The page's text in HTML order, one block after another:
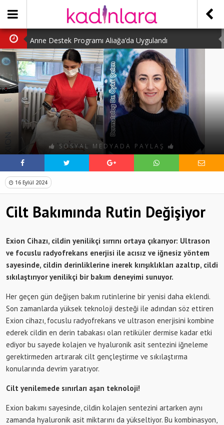
Anne Destek Programı Aliağa’da Uygulandı
Türk Halk Oyunları Topluluğu Büyüledi
Kübra Kuş “Kadınlar Sporda Öncü ve Güçlü”
Çocuklara Özel Kaplumbağa Etkinliği
Kübra Engellilere Umut Oluyor
SOSYAL MEDYADA PAYLAŞ
16 Eylül 2024
Cilt Bakımında Rutin Değişiyor
Exion Cihazı, cildin yenilikçi sırrını ortaya çıkarıyor: Ultrason
ve focuslu radyofrekans enerjisi ile acısız ve iğnesiz yöntem
sayesinde, cildin derinliklerine inerek kırışıklıkları azaltıp, cildi
sıkılaştırıyor yenilikçi bir bakım deneyimi sunuyor.
Her geçen gün değişen bakım rutinlerine bir yenisi daha eklendi.
Son zamanlarda yüksek teknoloji desteği ile adından söz ettiren
Exion cihazı, focuslu radyofrekans ve ultrason enerjisini kombine
ederek cildin en derin tabakası olan retiküler dermise kadar etki
ediyor bu sayede kolajen ve hyaluronik asit sentezini iğneleme
gerektirmeden artırarak cilt gençleştirme ve sıkılaştırma
konularında devrim yaratıyor.
Cilt yenilemede sınırları aşan teknoloji!
Exion bakımı sayesinde, cildin kolajen sentezini artarken aynı
zamanda hyaluronik asit miktarını da yükseltiyor. Bu kombinasyon,